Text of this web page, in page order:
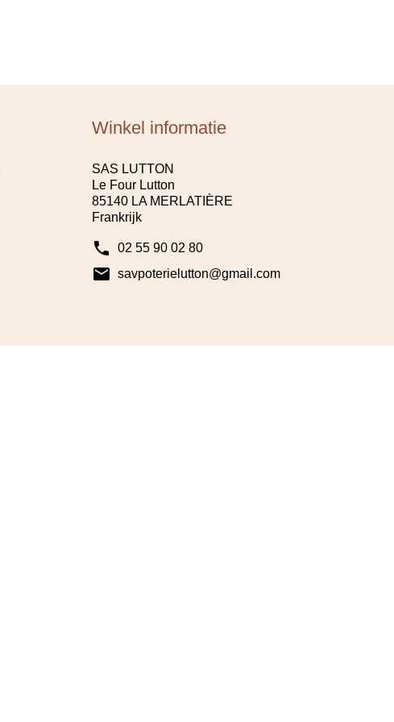
Winkel informatie
SAS LUTTON
Le Four Lutton
85140 LA MERLATIÈRE
Frankrijk
phone 02 55 90 02 80
mail savpoterielutton@gmail.com